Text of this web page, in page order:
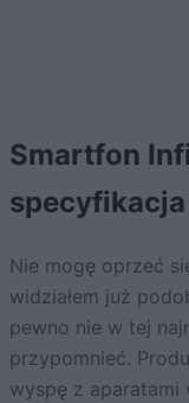
Smartfon
specyfikacja
Nie mogę oprzeć
widziałem już
pewno nie w tej
przypomnieć.
wyspę z aparatami